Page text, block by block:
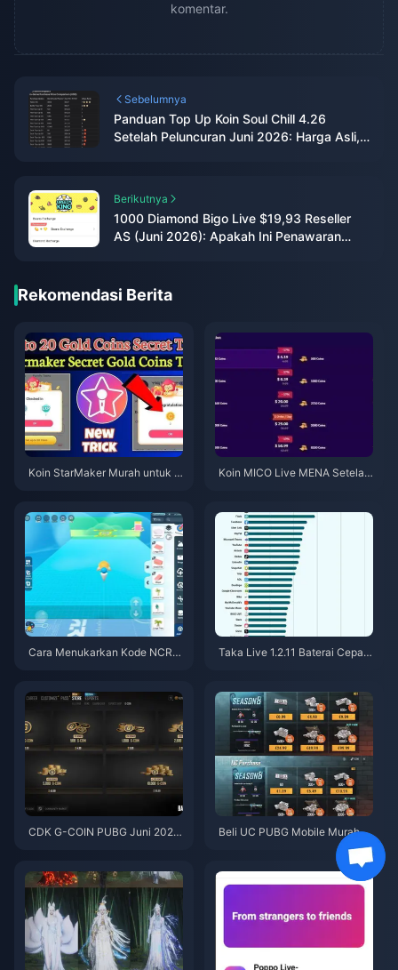
komentar.
Sebelumnya
Panduan Top Up Koin Soul Chill 4.26
Setelah Peluncuran Juni 2026: Harga Asli,
Berikutnya
1000 Diamond Bigo Live $19,93 Reseller
AS (Juni 2026): Apakah Ini Penawaran
Rekomendasi Berita
Koin StarMaker Murah untuk A
Koin MICO Live MENA Setelah
Cara Menukarkan Kode NCRC
Taka Live 1.2.11 Baterai Cepat
ngatasinya
CDK G-COIN PUBG Juni 2026:
Beli UC PUBG Mobile Murah u
ntuk Kolaborasi Naruto Shippu
den (Juli 2026): Biaya, Paket T
erbaik & Top-Up Aman